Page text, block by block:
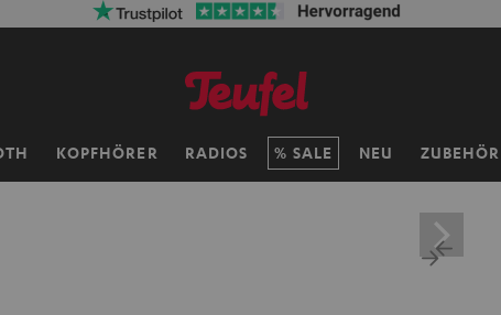
KOPFHÖRER RADIOS SALE NEU ZUBEHÖR